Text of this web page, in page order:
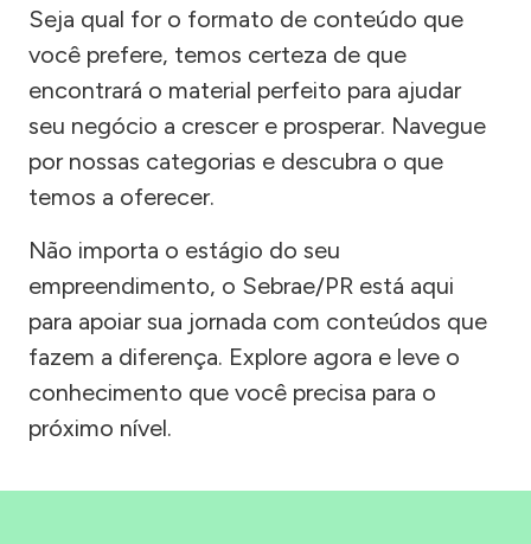
Seja qual for o formato de conteúdo que
você prefere, temos certeza de que
encontrará o material perfeito para ajudar
seu negócio a crescer e prosperar. Navegue
por nossas categorias e descubra o que
temos a oferecer.
Não importa o estágio do seu
empreendimento, o Sebrae/PR está aqui
para apoiar sua jornada com conteúdos que
fazem a diferença. Explore agora e leve o
conhecimento que você precisa para o
próximo nível.